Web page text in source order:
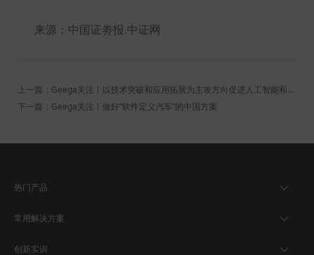
来源：中国证劵报.中证网
上一篇：Geega关注丨以技术突破和应用拓展为主攻方向促进人工智能和实体经济深度融合
下一篇：Geega关注丨做好“软件定义汽车”的中国方案
热门产品
常用解决方案
创新实训